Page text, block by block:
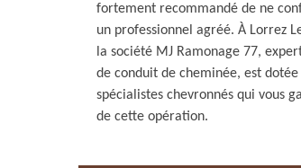
fortement recommandé de ne
un professionnel agréé. À Lorrez
la société MJ Ramonage 77,
de conduit de cheminée, est dotée
spécialistes chevronnés qui vous
de cette opération.